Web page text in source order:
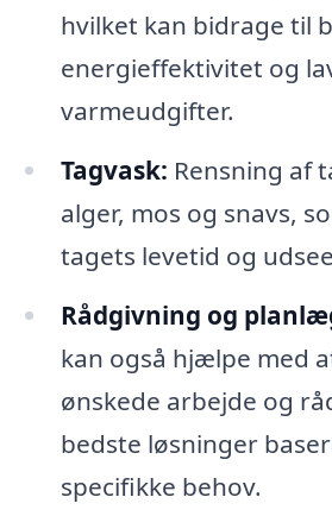
hvilket kan bidrage til
energieffektivitet og
varmeudgifter.
Tagvask: Rensning af
alger, mos og snavs,
tagets levetid og
Rådgivning og
kan også hjælpe med
ønskede arbejde og
bedste løsninger
specifikke behov.